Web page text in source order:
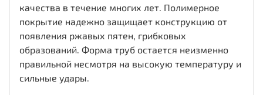
качества в течение многих лет. Полимерное
покрытие надежно защищает конструкцию от
появления ржавых пятен, грибковых
образований. Форма труб остается неизменно
правильной несмотря на высокую температуру и
сильные удары.